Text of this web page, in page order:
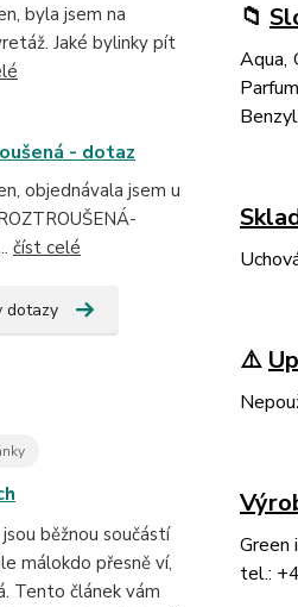
byla jsem na
Jaké bylinky pít
- dotaz
objednávala jsem u
číst celé
dotazy
běžnou součástí
málokdo přesně ví,
Tento článek vám
📁
Aqua,
⚠️
Green
tel.: